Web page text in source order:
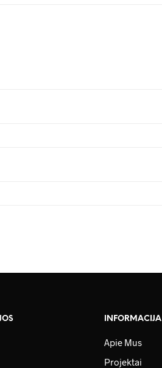
INFORMACIJA
Apie Mus
Projektai